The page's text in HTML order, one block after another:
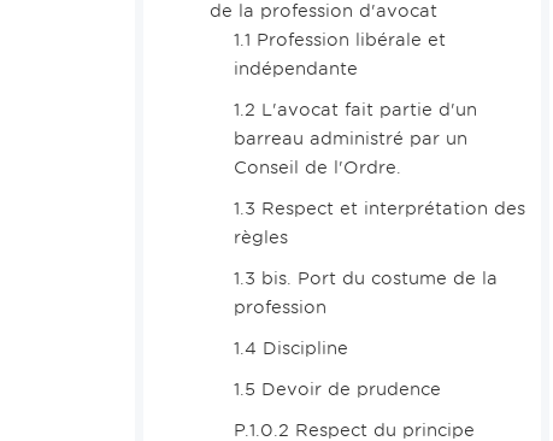
de la profession d'avocat
1.1 Profession libérale et
indépendante
1.2 L'avocat fait partie d'un
barreau administré par un
Conseil de l'Ordre.
1.3 Respect et interprétation des
règles
1.3 bis. Port du costume de la
profession
1.4 Discipline
1.5 Devoir de prudence
P.1.0.2 Respect du principe